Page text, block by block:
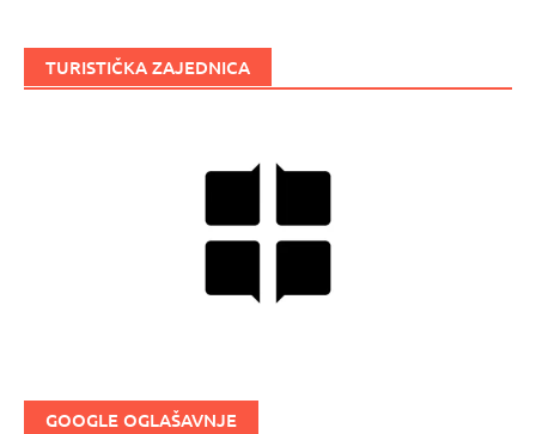
TURISTIČKA ZAJEDNICA
GOOGLE OGLAŠAVNJE